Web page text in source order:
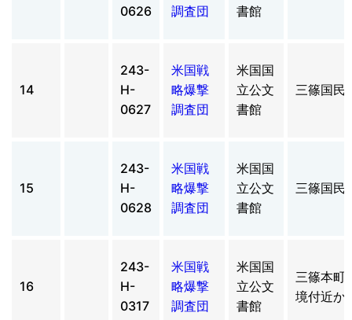
0626
調査団
書館
14
243-
H-
0627
米国戦
略爆撃
調査団
米国国
立公文
書館
三篠国民
15
243-
H-
0628
米国戦
略爆撃
調査団
米国国
立公文
書館
三篠国民
16
243-
H-
0317
米国戦
略爆撃
調査団
米国国
立公文
書館
三篠本町
境付近か